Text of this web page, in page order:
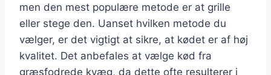
men den mest populære metode er at grille
eller stege den. Uanset hvilken metode du
vælger, er det vigtigt at sikre, at kødet er af høj
kvalitet. Det anbefales at vælge kød fra
græsfodrede kvæg, da dette ofte resulterer i